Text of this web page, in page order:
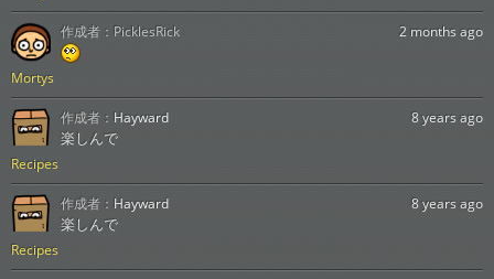
Mortys
2 months ago
作成者： PicklesRick
Recipes
8 years ago
楽しんで
作成者： Hayward
Recipes
8 years ago
楽しんで
作成者： Hayward